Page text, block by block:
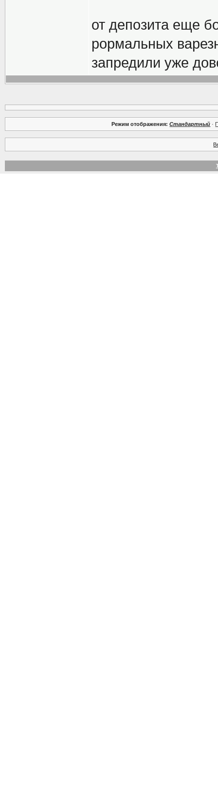
от депозита еще
рормальных
запредили уже
Режим отображения: Стандартный ·